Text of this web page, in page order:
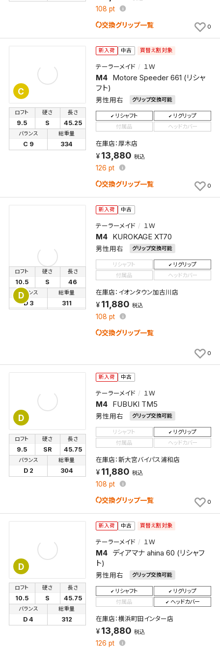
108 pt
交換グリップ一覧 0
C
新入荷 中古 買替え割対象
テーラーメイド １Ｗ
M4
Motore Speeder 661 (リシャ
フト)
男性用右 グリップ交換可能
ロフト
9.5
硬さ
S
長さ
45.25
バランス
C 9
総重量
334
リシャフト
リグリップ
付属品
ヘッドカバー
在庫店：厚木店
13,880 税込
126 pt
交換グリップ一覧 0
D
新入荷 中古
テーラーメイド １Ｗ
M4 KUROKAGE XT70
男性用右 グリップ交換可能
ロフト
10.5
硬さ
S
長さ
46
バランス
D 3
総重量
311
リシャフト
リグリップ
付属品
ヘッドカバー
在庫店：イオンタウン加古川店
11,880 税込
108 pt
交換グリップ一覧
0
D
新入荷 中古
テーラーメイド １Ｗ
M4 FUBUKI TM5
男性用右 グリップ交換可能
ロフト
9.5
硬さ
SR
長さ
45.75
バランス
D 2
総重量
304
リシャフト
リグリップ
付属品
ヘッドカバー
在庫店：新大宮バイパス浦和店
11,880 税込
108 pt
交換グリップ一覧 0
D
新入荷 中古 買替え割対象
テーラーメイド １Ｗ
M4
ディアマナ ahina 60 (リシャフ
ト)
男性用右 グリップ交換可能
ロフト
10.5
硬さ
S
長さ
45.75
バランス
D 4
総重量
312
リシャフト
リグリップ
付属品
ヘッドカバー
在庫店：横浜町田インター店
13,880 税込
126 pt